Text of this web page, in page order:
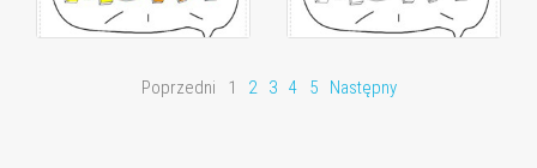
Poprzedni 1 2 3 4 5 Następny